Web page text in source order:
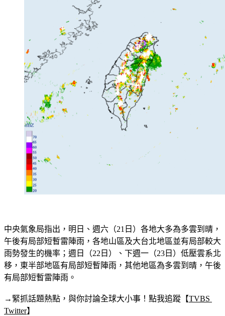
午後有局部短暫雷陣雨，各地山區及大台北地區並有局部較大
雨勢發生的機率；週日（22日）、下週一（23日）低壓雲系北
移，東半部地區有局部短暫陣雨，其他地區為多雲到晴，午後
有局部短暫雷陣雨。
Twitter】